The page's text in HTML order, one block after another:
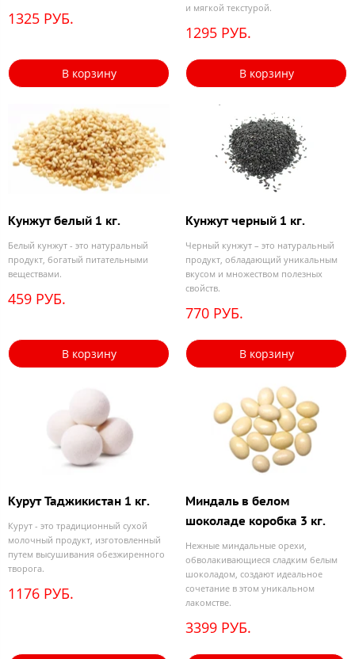
1325 РУБ.
В корзину
и мягкой текстурой.
1295 РУБ.
В корзину
Кунжут белый 1 кг.
Белый кунжут - это натуральный
продукт, богатый питательными
веществами.
459 РУБ.
В корзину
Кунжут черный 1 кг.
Черный кунжут – это натуральный
продукт, обладающий уникальным
вкусом и множеством полезных
свойств.
770 РУБ.
В корзину
Курут Таджикистан 1 кг.
Курут - это традиционный сухой
молочный продукт, изготовленный
путем высушивания обезжиренного
творога.
1176 РУБ.
Миндаль в белом
шоколаде коробка 3 кг.
Нежные миндальные орехи,
обволакивающиеся сладким белым
шоколадом, создают идеальное
сочетание в этом уникальном
лакомстве.
3399 РУБ.